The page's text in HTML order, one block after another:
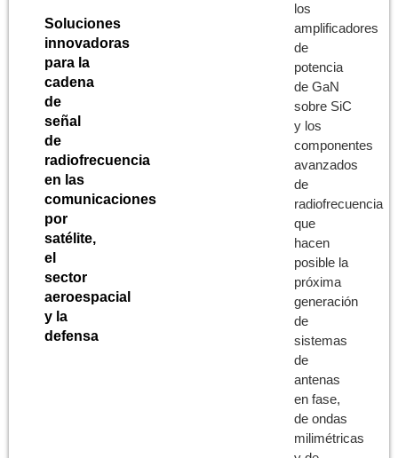
Soluciones
innovadoras
para la
cadena
de
señal
de
radiofrecuencia
en las
comunicaciones
por
satélite,
el
sector
aeroespacial
y la
defensa
los
amplificadores
de
potencia
de GaN
sobre SiC
y los
componentes
avanzados
de
radiofrecuencia
que
hacen
posible la
próxima
generación
de
sistemas
de
antenas
en fase,
de ondas
milimétricas